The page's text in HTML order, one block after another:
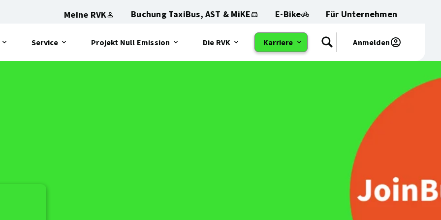
Meine RVK Buchung TaxiBus, AST & MiKE E-Bike Für Unternehmen
Öffnet
das
Service
Öffnet
das
Projekt Null Emission
Öffnet
das
Die RVK
Öffnet
das
Karriere
Suchen
Anmelden